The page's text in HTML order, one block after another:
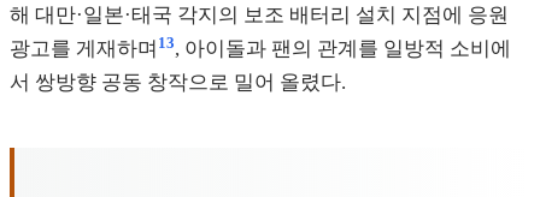
해 대만·일본·태국 각지의 보조 배터리 설치 지점에 응원
광고를 게재하며 13, 아이돌과 팬의 관계를 일방적 소비에
서 쌍방향 공동 창작으로 밀어 올렸다.